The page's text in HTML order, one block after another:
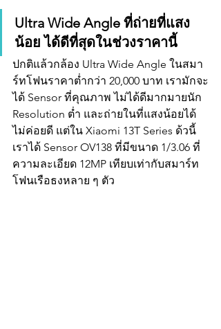
Ultra Wide Angle ที่ถ่ายที่แสง
น้อย ได้ดีที่สุดในช่วงราคานี้
ปกติแล้วกล้อง Ultra Wide Angle ในสมา
ร์ทโฟนราคาต่ำกว่า 20,000 บาท เรามักจะ
ได้ Sensor ที่คุณภาพ ไม่ได้ดีมากมายนัก
Resolution ต่ำ และถ่ายในที่แสงน้อยได้
ไม่ค่อยดี แต่ใน Xiaomi 13T Series ด้วนี้
เราได้ Sensor OV138 ที่มีขนาด 1/3.06 ที่
ความละเอียด 12MP เทียบเท่ากับสมาร์ท
โฟนเรือธงหลาย ๆ ตัว